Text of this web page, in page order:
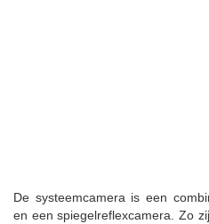
De systeemcamera is een
en een spiegelreflexcamera. Zo